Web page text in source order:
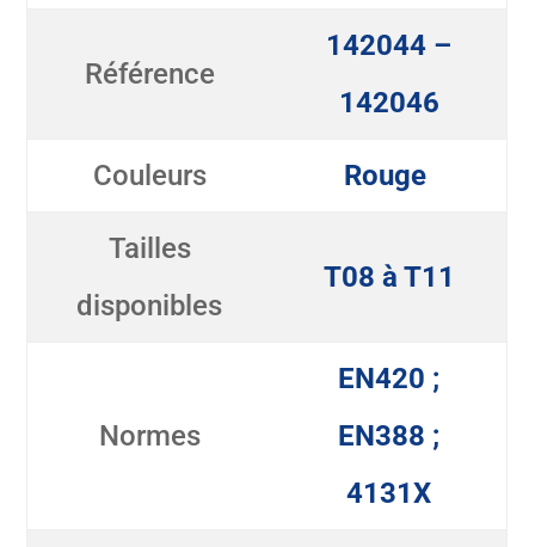
Référence
142044 –
142046
Couleurs Rouge
Tailles
disponibles
T08 à T11
Normes
EN420 ;
EN388 ;
4131X